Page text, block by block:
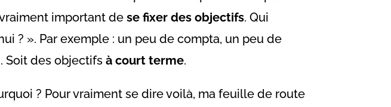
vraiment important dese fixer des objectifs. Qui
? ». Par exemple : un peu de compta, un peu de
Soit des objectifsà court terme.
? Pour vraiment se dire voilà, ma feuille de route